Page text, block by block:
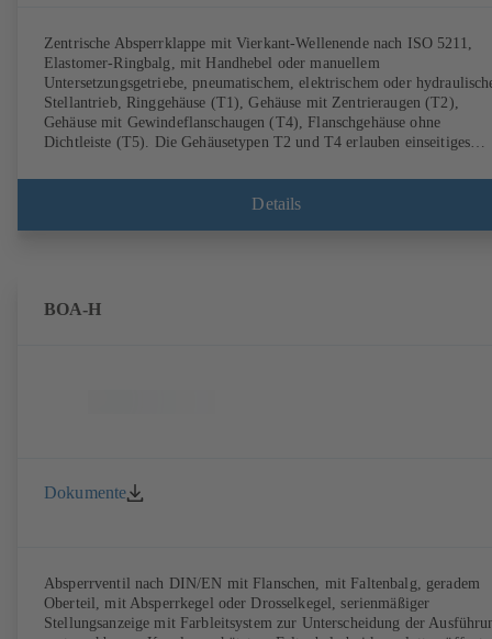
Zentrische Absperrklappe mit Vierkant-Wellenende nach ISO 5211,
Elastomer-Ringbalg, mit Handhebel oder manuellem
Untersetzungsgetriebe, pneumatischem, elektrischem oder
Stellantrieb, Ringgehäuse (T1), Gehäuse mit Zentrieraugen (T2),
Gehäuse mit Gewindeflanschaugen (T4), Flanschgehäuse ohne
Dichtleiste (T5). Die Gehäusetypen T2 und T4 erlauben einseitiges
Anschlüsse nach EN, ASME, JIS.
Details
BOA-H
Dokumente
Absperrventil nach DIN/EN mit Flanschen, mit Faltenbalg, geradem
Oberteil, mit Absperrkegel oder Drosselkegel, serienmäßiger
Stellungsanzeige mit Farbleitsystem zur Unterscheidung der